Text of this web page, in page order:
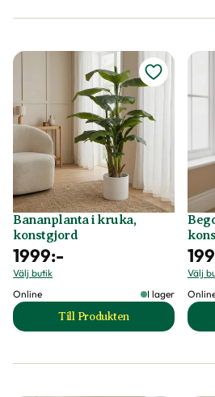
Bananplanta i kruka,
konstgjord
1999:-
Välj butik
Online
I lager
Till Produkten
till Bananplanta i kruka,
199
Välj